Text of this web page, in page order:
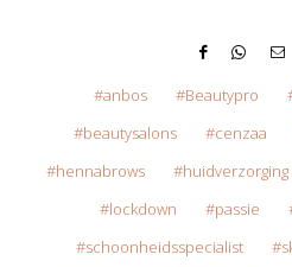
anbos Beautypro
beautysalons
cenzaa
hennabrows
huidverzorging
lockdown
passie
schoonheidsspecialist